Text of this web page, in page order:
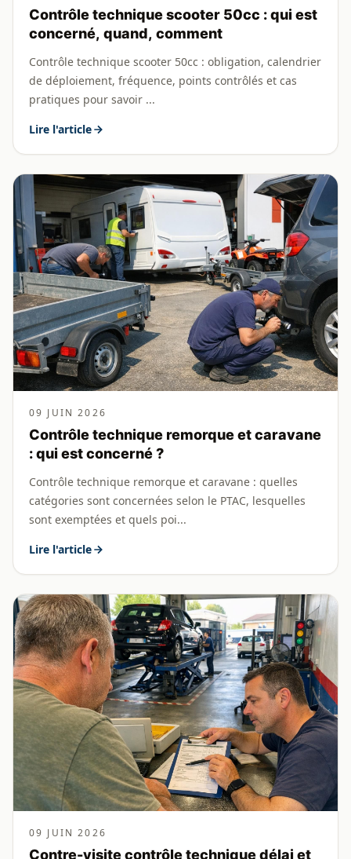
Contrôle technique scooter 50cc : qui est
concerné, quand, comment
Contrôle technique scooter 50cc : obligation, calendrier
de déploiement, fréquence, points contrôlés et cas
pratiques pour savoir ...
Lire l'article
09 JUIN 2026
Contrôle technique remorque et caravane
: qui est concerné ?
Contrôle technique remorque et caravane : quelles
catégories sont concernées selon le PTAC, lesquelles
sont exemptées et quels poi...
Lire l'article
09 JUIN 2026
Contre-visite contrôle technique délai et